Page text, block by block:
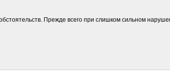
Прежде всего при слишком сильном